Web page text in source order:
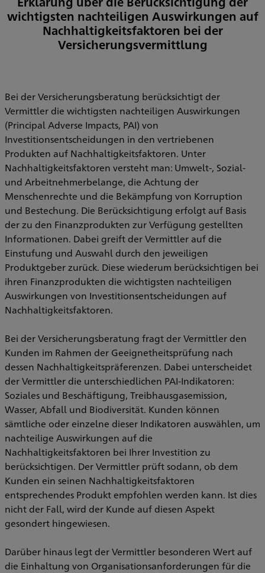
wichtigsten nachteiligen Auswirkungen auf
Nachhaltigkeitsfaktoren bei der
Versicherungsvermittlung
Bei der Versicherungsberatung berücksichtigt der
Vermittler die wichtigsten nachteiligen Auswirkungen
(Principal Adverse Impacts, PAI) von
Investitionsentscheidungen in den vertriebenen
Produkten auf Nachhaltigkeitsfaktoren. Unter
Nachhaltigkeitsfaktoren versteht man: Umwelt-, Sozial-
und Arbeitnehmerbelange, die Achtung der
Menschenrechte und die Bekämpfung von Korruption
und Bestechung. Die Berücksichtigung erfolgt auf Basis
der zu den Finanzprodukten zur Verfügung gestellten
Informationen. Dabei greift der Vermittler auf die
Einstufung und Auswahl durch den jeweiligen
Produktgeber zurück. Diese wiederum berücksichtigen bei
ihren Finanzprodukten die wichtigsten nachteiligen
Auswirkungen von Investitionsentscheidungen auf
Nachhaltigkeitsfaktoren.
Bei der Versicherungsberatung fragt der Vermittler den
Kunden im Rahmen der Geeignetheitsprüfung nach
dessen Nachhaltigkeitspräferenzen. Dabei unterscheidet
der Vermittler die unterschiedlichen PAI-Indikatoren:
Soziales und Beschäftigung, Treibhausgasemission,
Wasser, Abfall und Biodiversität. Kunden können
sämtliche oder einzelne dieser Indikatoren auswählen, um
nachteilige Auswirkungen auf die
Nachhaltigkeitsfaktoren bei Ihrer Investition zu
berücksichtigen. Der Vermittler prüft sodann, ob dem
Kunden ein seinen Nachhaltigkeitsfaktoren
entsprechendes Produkt empfohlen werden kann. Ist dies
nicht der Fall, wird der Kunde auf diesen Aspekt
gesondert hingewiesen.
Darüber hinaus legt der Vermittler besonderen Wert auf
die Einhaltung von Organisationsanforderungen für die